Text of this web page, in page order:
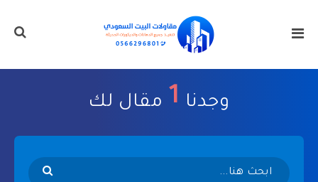
وجدنا 1 مقال لك